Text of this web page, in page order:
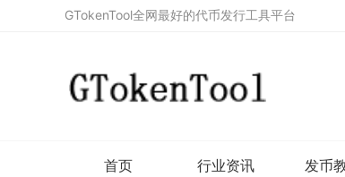
GTokenTool全网最好的代币发行工具平台
首页 行业资讯 发币